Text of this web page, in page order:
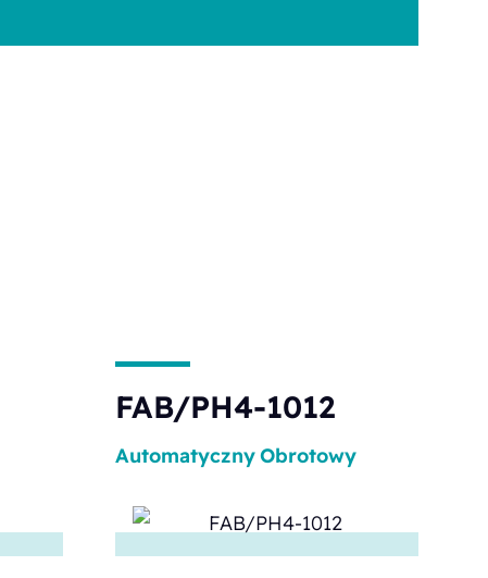
FAB/PH4-1012
Automatyczny Obrotowy